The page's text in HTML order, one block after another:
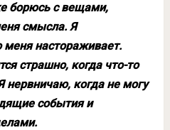
борюсь с вещами,
смысла. Я
меня настораживает.
страшно, когда что-то
нервничаю, когда не могу
события и